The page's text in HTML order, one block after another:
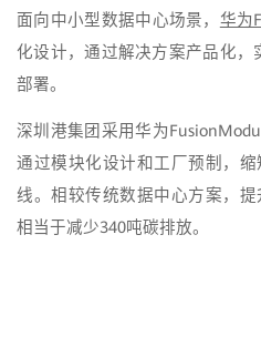
面向中小型数据中心场景， 华为
化设计，通过解决方案产品化，
部署。
深圳港集团采用华为
通过模块化设计和工厂预制，
线。相较传统数据中心方案，提
相当于减少340吨碳排放。